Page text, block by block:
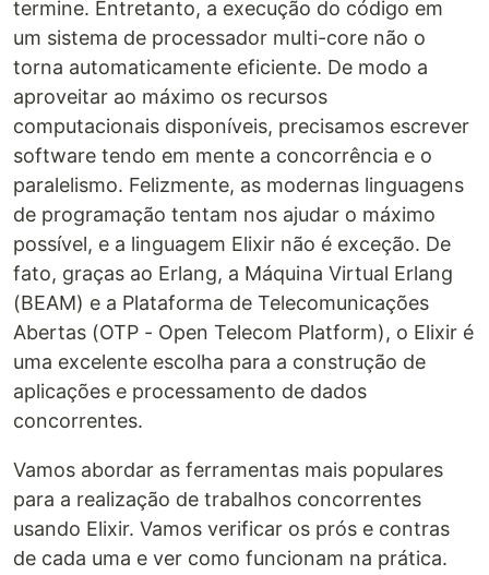
termine. Entretanto, a execução do código em
um sistema de processador multi-core não o
torna automaticamente eficiente. De modo a
aproveitar ao máximo os recursos
computacionais disponíveis, precisamos escrever
software tendo em mente a concorrência e o
paralelismo. Felizmente, as modernas linguagens
de programação tentam nos ajudar o máximo
possível, e a linguagem Elixir não é exceção. De
fato, graças ao Erlang, a Máquina Virtual Erlang
(BEAM) e a Plataforma de Telecomunicações
Abertas (OTP - Open Telecom Platform), o Elixir é
uma excelente escolha para a construção de
aplicações e processamento de dados
concorrentes.
Vamos abordar as ferramentas mais populares
para a realização de trabalhos concorrentes
usando Elixir. Vamos verificar os prós e contras
de cada uma e ver como funcionam na prática.